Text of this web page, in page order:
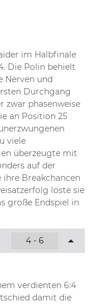
im Halbfinale
Die Polin behielt
Nerven und
Durchgang
zwar phasenweise
an Position 25
viele
überzeugte mit
auf der
Breakchancen
löste sie
große Endspiel in
4 - 6
verdienten 6:4
damit die